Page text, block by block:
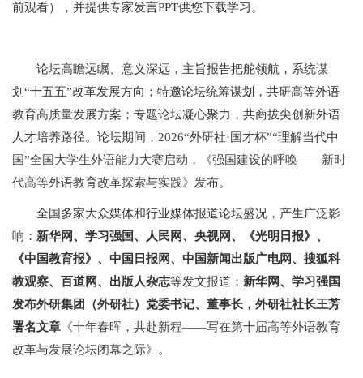
前观看），并提供专家发言PPT供您下载学习。
论坛高瞻远瞩、意义深远，主旨报告把舵领航，系统谋
划“十五五”改革发展方向；特邀论坛统筹谋划，共研高等外语
教育高质量发展方案；专题论坛凝心聚力，共商拔尖创新外语
人才培养路径。论坛期间， 2026“外研社·国才杯”“理解当代中
国”全国大学生外语能力大赛启动 ，
《强国建设的呼唤——新时
代高等外语教育改革探索与实践》发布。
全国多家大众媒体和行业媒体报道论坛盛况，产生广泛影
响： 新华网、学习强国、人民网、央视网、《光明日报》、
《中国教育报》、中国日报网、中国新闻出版广电网、搜狐科
教观察、百道网、出版人杂志等发文报道； 新华网、学习强国
发布外研集团（外研社）党委书记、董事长，外研社社长王芳
署名文章 《十年春晖，共赴新程——写在第十届高等外语教育
改革与发展论坛闭幕之际》
。